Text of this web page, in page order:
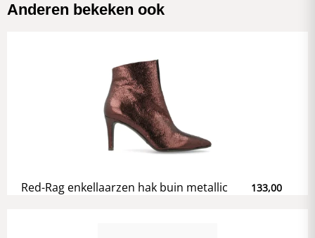
Anderen bekeken ook
Red-Rag enkellaarzen hak buin metallic 133,00